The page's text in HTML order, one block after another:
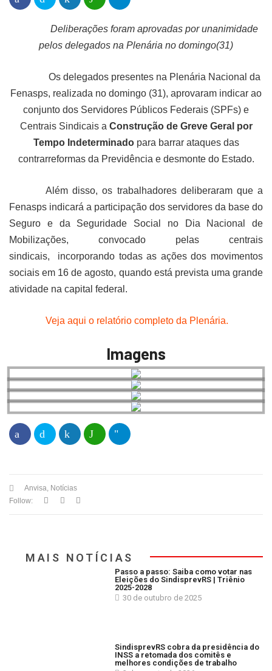
Deliberações foram aprovadas por unanimidade
pelos delegados na Plenária no domingo(31)
Os delegados presentes na Plenária Nacional da
Fenasps, realizada no domingo (31), aprovaram indicar ao
conjunto dos Servidores Públicos Federais (SPFs) e
Centrais Sindicais a Construção de Greve Geral por
Tempo Indeterminadopara barrar ataques das
contrarreformas da Previdência e desmonte do Estado.
Além disso, os trabalhadores deliberaram que a
Fenasps indicará a participação dos servidores da base do
Seguro e da Seguridade Social no Dia Nacional de
Mobilizações, convocado pelas centrais
sindicais, incorporando todas as ações dos movimentos
sociais em 16 de agosto, quando está prevista uma grande
atividade na capital federal.
Veja aqui o relatório completo da Plenária.
Imagens
Anvisa, Notícias
Follow:
MAIS NOTÍCIAS
Passo a passo: Saiba como votar nas
Eleições do SindisprevRS | Triênio
2025-2028
30 de outubro de 2025
SindisprevRS cobra da presidência do
INSS a retomada dos comitês e
melhores condições de trabalho